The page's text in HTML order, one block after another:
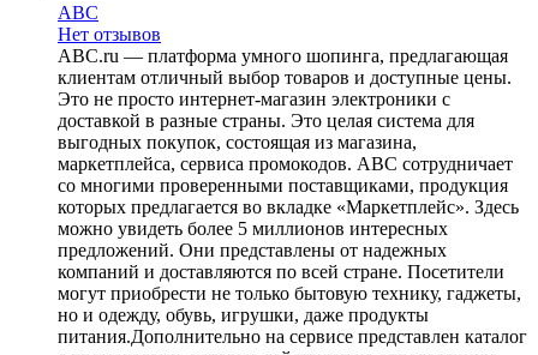
ABC
Нет отзывов
ABC.ru — платформа умного шопинга, предлагающая
клиентам отличный выбор товаров и доступные цены.
Это не просто интернет-магазин электроники с
доставкой в разные страны. Это целая система для
выгодных покупок, состоящая из магазина,
маркетплейса, сервиса промокодов. ABC сотрудничает
со многими проверенными поставщиками, продукция
которых предлагается во вкладке «Маркетплейс». Здесь
можно увидеть более 5 миллионов интересных
предложений. Они представлены от надежных
компаний и доставляются по всей стране. Посетители
могут приобрести не только бытовую технику, гаджеты,
но и одежду, обувь, игрушки, даже продукты
питания.Дополнительно на сервисе представлен каталог